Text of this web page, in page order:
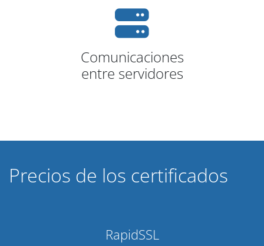
Comunicaciones
entre servidores
Precios de los certificados
RapidSSL